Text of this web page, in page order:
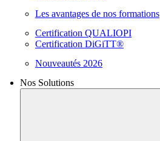
Les avantages de nos formations
Certification QUALIOPI
Certification DiGiTT®
Nouveautés 2026
Nos Solutions